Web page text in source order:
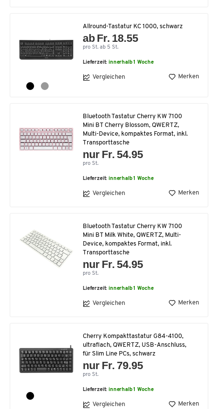
Allround-Tastatur KC 1000, schwarz
ab Fr. 18.55
pro St. ab 5 St.
Lieferzeit:innerhalb 1 Woche
Vergleichen Merken
Bluetooth Tastatur Cherry KW 7100
Mini BT Cherry Blossom, QWERTZ,
Multi-Device, kompaktes Format, inkl.
Transporttasche
nur Fr. 54.95
pro St.
Lieferzeit:innerhalb 1 Woche
Vergleichen Merken
Bluetooth Tastatur Cherry KW 7100
Mini BT Milk White, QWERTZ, Multi-
Device, kompaktes Format, inkl.
Transporttasche
nur Fr. 54.95
pro St.
Lieferzeit:innerhalb 1 Woche
Vergleichen Merken
Cherry Kompakttastatur G84-4100,
ultraflach, QWERTZ, USB-Anschluss,
für Slim Line PCs, schwarz
nur Fr. 79.95
pro St.
Lieferzeit:innerhalb 1 Woche
Vergleichen Merken